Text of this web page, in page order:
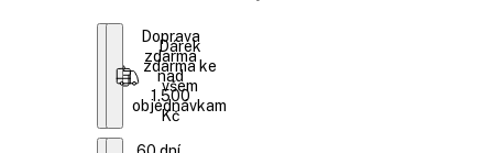
Dárek
zdarma ke
všem
objednávkam
Doprava
zdarma
nad
1.500
Kč